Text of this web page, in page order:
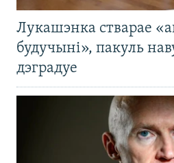
Лукашэнка стварае
будучыні», пакуль
дэградуе